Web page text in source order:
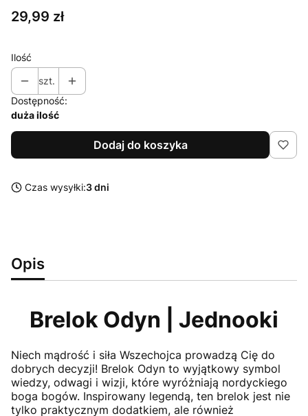
Cena
29,99 zł
Ilość
szt.
Dostępność:
duża ilość
Dodaj do koszyka
Czas wysyłki:3 dni
Opis
Brelok Odyn | Jednooki
Niech mądrość i siła Wszechojca prowadzą Cię do
dobrych decyzji! Brelok Odyn to wyjątkowy symbol
wiedzy, odwagi i wizji, które wyróżniają nordyckiego
boga bogów. Inspirowany legendą, ten brelok jest nie
tylko praktycznym dodatkiem, ale również